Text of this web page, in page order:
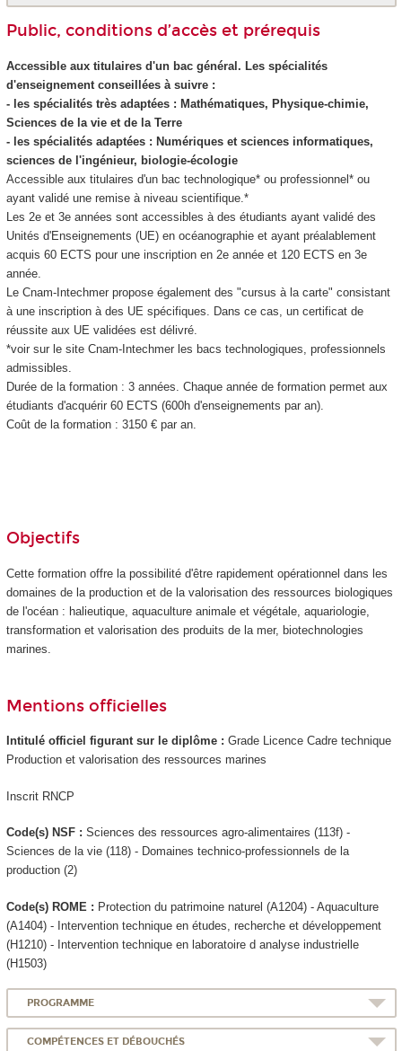
Public, conditions d’accès et prérequis
Accessible aux titulaires d'un bac général. Les spécialités
d'enseignement conseillées à suivre :
- les spécialités très adaptées : Mathématiques, Physique-chimie,
Sciences de la vie et de la Terre
- les spécialités adaptées : Numériques et sciences informatiques,
sciences de l'ingénieur, biologie-écologie
Accessible aux titulaires d'un bac technologique* ou professionnel* ou
ayant validé une remise à niveau scientifique.*
Les 2e et 3e années sont accessibles à des étudiants ayant validé des
Unités d'Enseignements (UE) en océanographie et ayant préalablement
acquis 60 ECTS pour une inscription en 2e année et 120 ECTS en 3e
année.
Le Cnam-Intechmer propose également des "cursus à la carte" consistant
à une inscription à des UE spécifiques. Dans ce cas, un certificat de
réussite aux UE validées est délivré.
*voir sur le site Cnam-Intechmer les bacs technologiques, professionnels
admissibles.
Durée de la formation : 3 années. Chaque année de formation permet aux
étudiants d'acquérir 60 ECTS (600h d'enseignements par an).
Coût de la formation : 3150 € par an.
Objectifs
Cette formation offre la possibilité d'être rapidement opérationnel dans les
domaines de la production et de la valorisation des ressources biologiques
de l'océan : halieutique, aquaculture animale et végétale, aquariologie,
transformation et valorisation des produits de la mer, biotechnologies
marines.
Mentions officielles
Intitulé officiel figurant sur le diplôme : Grade Licence Cadre technique
Production et valorisation des ressources marines
Inscrit RNCP
Code(s) NSF : Sciences des ressources agro-alimentaires (113f) -
Sciences de la vie (118) - Domaines technico-professionnels de la
production (2)
Code(s) ROME : Protection du patrimoine naturel (A1204) - Aquaculture
(A1404) - Intervention technique en études, recherche et développement
(H1210) - Intervention technique en laboratoire d analyse industrielle
(H1503)
PROGRAMME
COMPÉTENCES ET DÉBOUCHÉS